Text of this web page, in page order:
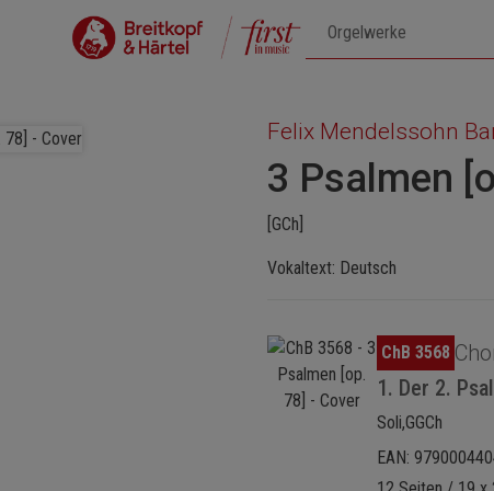
Felix Mendelssohn
3 Psalmen
[GCh]
Vokaltext: Deutsch
Bildergalerie überspringen
ChB 3568
1. Der 2.
Soli,GGCh
EAN: